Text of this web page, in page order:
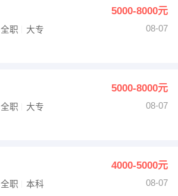
法律
5000-8000元
全职 大专
08-07
5000-8000元
全职 大专
08-07
4000-5000元
全职 本科
08-07